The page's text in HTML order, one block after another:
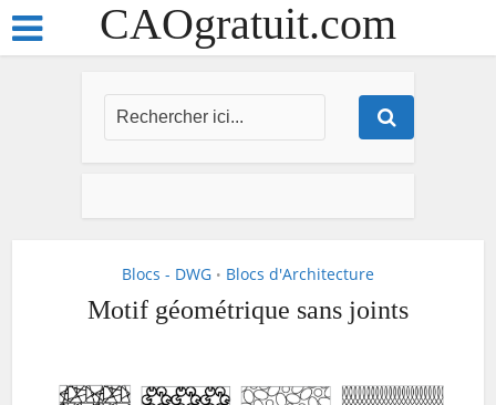
CAOgratuit.com
Blocs - DWG • Blocs d'Architecture
Motif géométrique sans joints